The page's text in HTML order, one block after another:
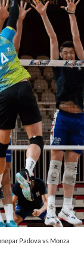
Padova vs Monza